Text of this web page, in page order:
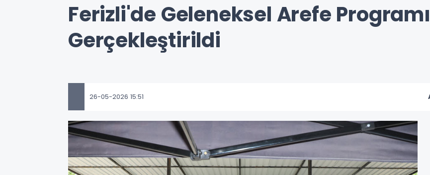
Ferizli'de Geleneksel Arefe
Gerçekleştirildi
26-05-2026 15:51